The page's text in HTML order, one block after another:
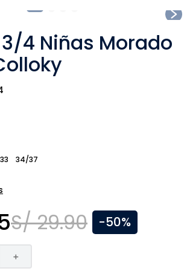
4 Niñas Morado
34/37
S/ 29.90 -50%
＋